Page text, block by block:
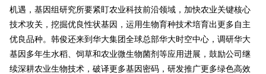
机遇，基因组研究所要紧盯农业科技前沿领域，加快农业关键核心
技术攻关，挖掘优良性状基因，运用生物育种技术培育出更多自主
优良品种。韩俊还来到华大集团全球总部华大时空中心，调研华大
基因多年生水稻、饲草和农业微生物菌剂等应用进展，鼓励公司继
续深耕农业生物技术，破译更多基因密码，研发推广更多绿色高效